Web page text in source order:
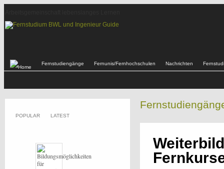
Fernstudiengänge Fernunis/Fernhochschulen Nachrichten
POPULAR LATEST